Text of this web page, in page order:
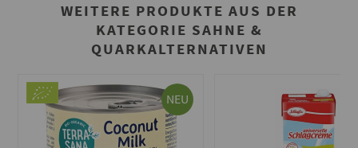
WEITERE PRODUKTE AUS DER
KATEGORIE SAHNE &
QUARKALTERNATIVEN
NEU